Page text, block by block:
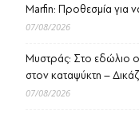
Marfin: Προθεσμία για
07/08/2026
Μυστράς: Στο εδώλιο
στον καταψύκτη –
07/08/2026